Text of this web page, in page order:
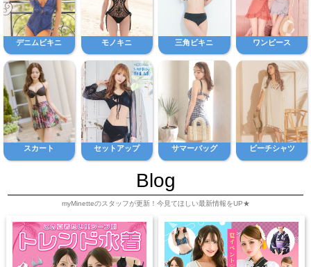
デニムビキニ モノキニ 三角ビキニ ワンピース
スカート セットアップ サマーバッグ ビーチシャツ
Blog
myMinetteのスタッフが更新！今見てほしい最新情報をUP★